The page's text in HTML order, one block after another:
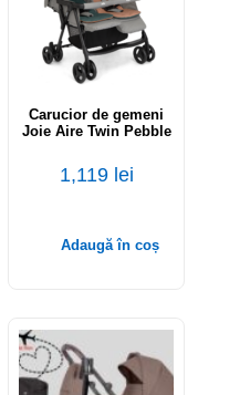
Carucior de gemeni
Joie Aire Twin Pebble
1,119 lei
Adaugă în coș
-7%